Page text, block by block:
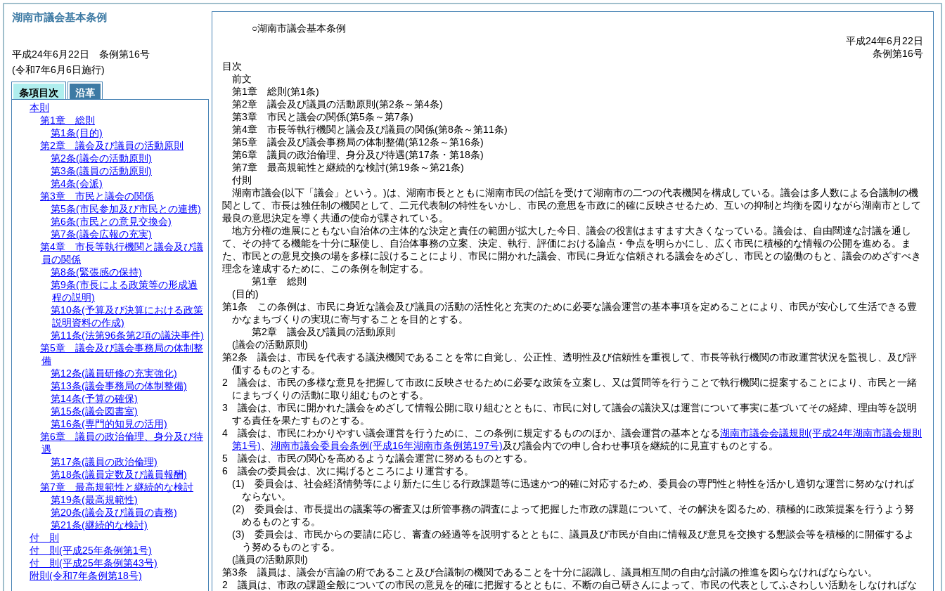
○湖南市議会基本条例
平成24年6月22日
条例第16号
目次
前文
第1章
総則 (第1条)
第2章
議会及び議員の活動原則 (第2条～第4条)
第3章
市民と議会の関係(第5条～第7条)
第4章
市長等執行機関と議会及び議員の関係(第8条～第11条)
第5章
議会及び議会事務局の体制整備(第12条～第16条)
第6章
議員の政治倫理、身分及び待遇(第17条・第18条)
第7章
最高規範性と継続的な検討(第19条～第21条)
付則
湖南市議会(以下「議会」という。)は、湖南市長とともに湖南市民の信託を受けて湖南市の二つの代表機関を構成している。議会は多人数による合議制の機
関として、市長は独任制の機関として、二元代表制の特性をいかし、市民の意思を市政に的確に反映させるため、互いの抑制と均衡を図りながら湖南市として
最良の意思決定を導く共通の使命が課されている。
地方分権の進展にともない自治体の主体的な決定と責任の範囲が拡大した今日、議会の役割はますます大きくなっている。議会は、自由闊達な討議を通し
て、その持てる機能を十分に駆使し、自治体事務の立案、決定、執行、評価における論点・争点を明らかにし、広く市民に積極的な情報の公開を進める。ま
た、市民との意見交換の場を多様に設けることにより、市民に開かれた議会、市民に身近な信頼される議会をめざし、市民との協働のもと、議会のめざすべき
理念を達成するために、この条例を制定する。
第1章
総則
(目的)
第1条
この条例は、市民に身近な議会及び議員の活動の活性化と充実のために必要な議会運営の基本事項を定めることにより、市民が安心して生活できる豊
かなまちづくりの実現に寄与することを目的とする。
第2章
議会及び議員の活動原則
(議会の活動原則)
第2条
議会は、市民を代表する議決機関であることを常に自覚し、公正性、透明性及び信頼性を重視して、市長等執行機関の市政運営状況を監視し、及び評
価するものとする。
2
議会は、市民の多様な意見を把握して市政に反映させるために必要な政策を立案し、又は質問等を行うことで執行機関に提案することにより、市民と一緒
にまちづくりの活動に取り組むものとする。
3
議会は、市民に開かれた議会をめざして情報公開に取り組むとともに、市民に対して議会の議決又は運営について事実に基づいてその経緯、理由等を説明
する責任を果たすものとする。
4
議会は、市民にわかりやすい議会運営を行うために、この条例に規定するもののほか、議会運営の基本となる湖南市議会会議規則 (平成24年湖南市議会規則
第1号)
湖南市議会委員会条例(平成16年湖南市条例第197号)及び議会内での申し合わせ事項を継続的に見直すものとする。
5
議会は、市民の関心を高めるような議会運営に努めるものとする。
6
議会の委員会は、次に掲げるところにより運営する。
(1)
委員会は、社会経済情勢等により新たに生じる行政課題等に迅速かつ的確に対応するため、委員会の専門性と特性を活かし適切な運営に努めなければ
ならない。
(2)
委員会は、市長提出の議案等の審査又は所管事務の調査によって把握した市政の課題について、その解決を図るため、積極的に政策提案を行うよう努
めるものとする。
(3)
委員会は、市民からの要請に応じ、審査の経過等を説明するとともに、議員及び市民が自由に情報及び意見を交換する懇談会等を積極的に開催するよ
う努めるものとする。
(議員の活動原則)
第3条
議員は、議会が言論の府であること及び合議制の機関であることを十分に認識し、議員相互間の自由な討議の推進を図らなければならない。
2
議員は、市政の課題全般についての市民の意見を的確に把握するとともに、不断の自己研さんによって、市民の代表としてふさわしい活動をしなければな
湖南市議会基本条例
平成24年6月22日 条例第16号
(令和7年6月6日施行)
条項目次
沿革
本則
第1章
総則
第1条(目的)
第2章
議会及び議員の活動原則
第2条(議会の活動原則)
第3条(議員の活動原則)
第4条(会派)
第3章
市民と議会の関係
第5条(市民参加及び市民との連携)
第6条(市民との意見交換会)
第7条(議会広報の充実)
第4章
市長等執行機関と議会及び議
員の関係
第8条(緊張感の保持)
第9条(市長による政策等の形成過
程の説明)
第10条(予算及び決算における政策
説明資料の作成)
第11条(法第96条第2項の議決事件)
第5章
議会及び議会事務局の体制整
備
第12条(議員研修の充実強化)
第13条(議会事務局の体制整備)
第14条(予算の確保)
第15条(議会図書室)
第16条(専門的知見の活用)
第6章
議員の政治倫理、身分及び待
遇
第17条(議員の政治倫理)
第18条(議員定数及び議員報酬)
第7章
最高規範性と継続的な検討
第19条(最高規範性)
第20条(議会及び議員の責務)
第21条(継続的な検討)
付 則
付 則 (平成25年条例第1号)
付 則 (平成25年条例第43号)
附則 (令和7年条例第18号)